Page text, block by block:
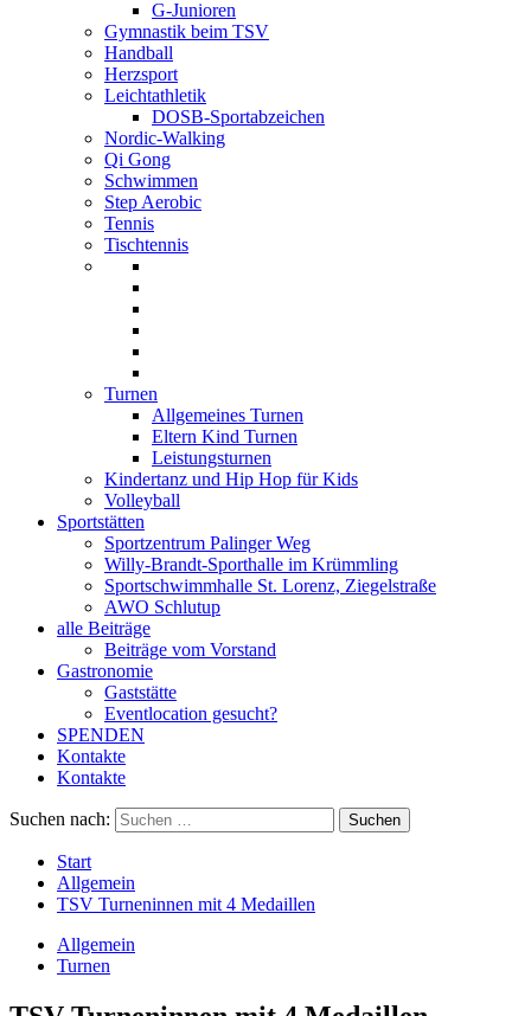
G-Junioren
Gymnastik beim TSV
Handball
Herzsport
Leichtathletik
DOSB-Sportabzeichen
Nordic-Walking
Qi Gong
Schwimmen
Step Aerobic
Tennis
Tischtennis
Turnen
Allgemeines Turnen
Eltern Kind Turnen
Leistungsturnen
Kindertanz und Hip Hop für Kids
Volleyball
Sportstätten
Sportzentrum Palinger Weg
Willy-Brandt-Sporthalle im Krümmling
Sportschwimmhalle St. Lorenz, Ziegelstraße
AWO Schlutup
alle Beiträge
Beiträge vom Vorstand
Gastronomie
Gaststätte
Eventlocation gesucht?
SPENDEN
Kontakte
Kontakte
Suchen nach:
Start
Allgemein
TSV Turneninnen mit 4 Medaillen
Allgemein
Turnen